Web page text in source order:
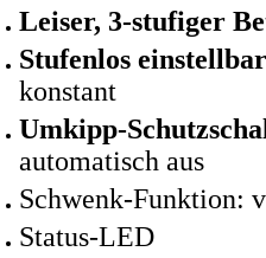
Leiser, 3-stufiger
Stufenlos
konstant
Umkipp-
automatisch aus
Schwenk-Funktion:
Status-LED